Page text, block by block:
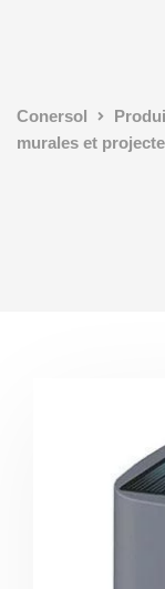
Conersol
murales et